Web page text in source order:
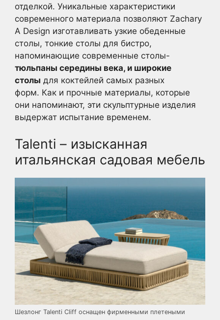
отделкой. Уникальные характеристики
современного материала позволяют Zachary
A Design изготавливать узкие обеденные
столы, тонкие столы для бистро,
напоминающие современные столы-
тюльпаны середины века, и широкие
столы для коктейлей самых разных
форм. Как и прочные материалы, которые
они напоминают, эти скульптурные изделия
выдержат испытание временем.
Talenti – изысканная
итальянская садовая мебель
Шезлонг Talenti Cliff оснащен фирменными плетеными